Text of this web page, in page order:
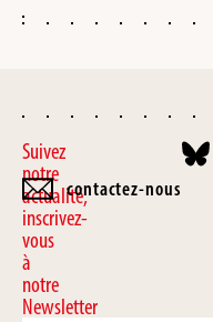
Suivez
notre
actualité,
inscrivez-
vous
à
notre
Newsletter
contactez-nous